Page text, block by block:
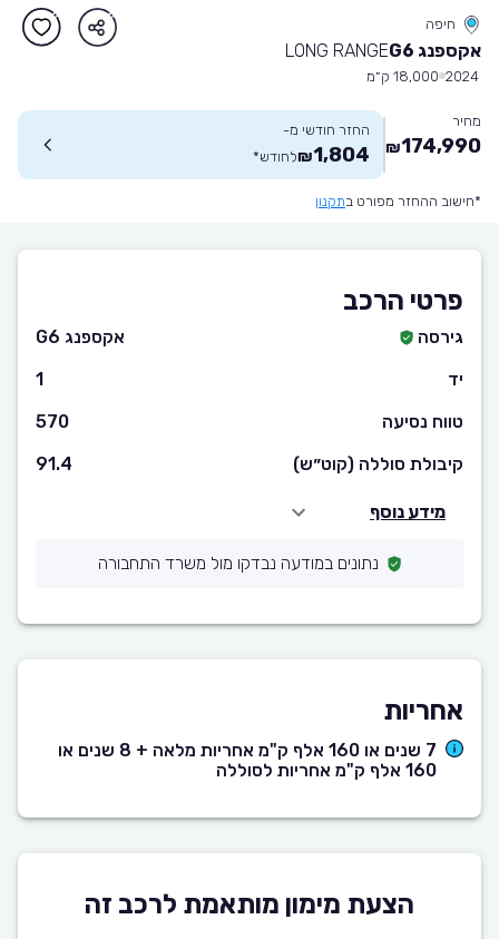
חיפה
אקספנג G6 LONG RANGE
2024 18,000 ק״מ
מחיר
174,990
₪
החזר חודשי מ-
1,804
₪לחודש*
*חישוב ההחזר מפורט בתקנון
פרטי הרכב
גירסה
אקספנג G6
יד
1
טווח נסיעה
570
קיבולת סוללה (קוט״ש)
91.4
מידע נוסף
נתונים במודעה נבדקו מול משרד התחבורה
אחריות
7 שנים או 160 אלף ק"מ אחריות מלאה + 8 שנים או
160 אלף ק"מ אחריות לסוללה
הצעת מימון מותאמת לרכב זה